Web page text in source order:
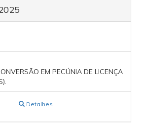
EM PECÚNIA DE LICENÇA
Detalhes